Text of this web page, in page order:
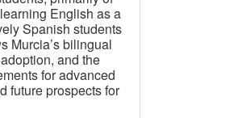
English as a
Spanish students
Murcia’s bilingual
and the
for advanced
future prospects for